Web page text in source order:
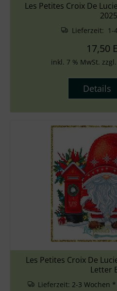
Les Petites Croix De
2025
Lieferzeit: 1-
17,50
inkl. 7 % MwSt. zzgl.
Details
Les Petites Croix De
Letter
Lieferzeit: 2-3 Wochen